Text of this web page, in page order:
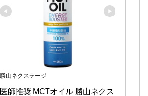
勝山ネクステージ
医師推奨 MCTオイル 勝山ネクス